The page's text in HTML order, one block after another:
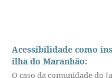
Acessibilidade como
ilha do Maranhão:
O caso da comunidade do